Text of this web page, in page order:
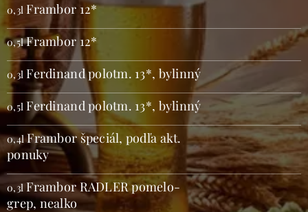
0,3l Frambor 12*
0,5lFrambor 12*
0,3l Ferdinand polotm. 13*, bylinný
0,5l Ferdinand polotm. 13*, bylinný
0,4lFrambor špeciál, podľa akt.
ponuky
0,3lFrambor RADLER pomelo-
grep, nealko